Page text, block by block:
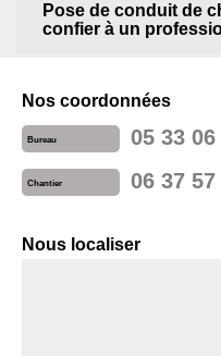
Pose de conduit de
confier à un
Nos coordonnées
Bureau 05 33 06
Chantier 06 37 57
Nous localiser